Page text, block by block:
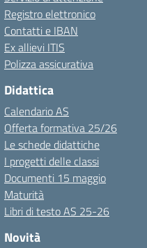
Registro elettronico
Contatti e IBAN
Ex allievi ITIS
Polizza assicurativa
Didattica
Calendario AS
Offerta formativa 25/26
Le schede didattiche
I progetti delle classi
Documenti 15 maggio
Maturità
Libri di testo AS 25-26
Novità